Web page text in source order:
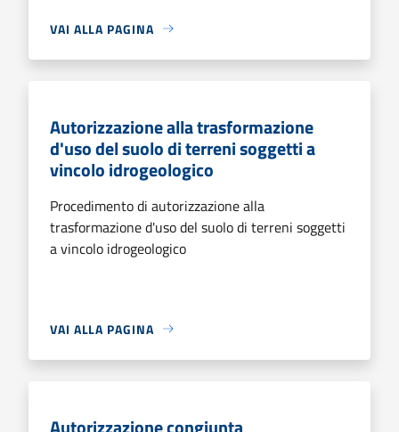
VAI ALLA PAGINA
Autorizzazione alla trasformazione
d'uso del suolo di terreni soggetti a
vincolo idrogeologico
Procedimento di autorizzazione alla
trasformazione d'uso del suolo di terreni soggetti
a vincolo idrogeologico
VAI ALLA PAGINA